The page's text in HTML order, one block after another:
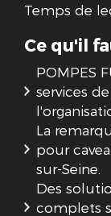
Temps de
Ce qu'il
POMPES
services
La
pour
sur-Seine.
Des
complets